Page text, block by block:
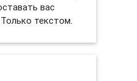
вас
текстом.